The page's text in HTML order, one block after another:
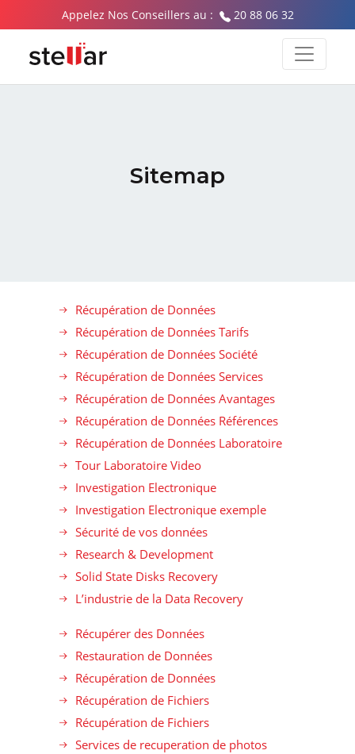
Appelez Nos Conseillers au : 20 88 06 32
Sitemap
Récupération de Données
Récupération de Données Tarifs
Récupération de Données Société
Récupération de Données Services
Récupération de Données Avantages
Récupération de Données Références
Récupération de Données Laboratoire
Tour Laboratoire Video
Investigation Electronique
Investigation Electronique exemple
Sécurité de vos données
Research & Development
Solid State Disks Recovery
L’industrie de la Data Recovery
Récupérer des Données
Restauration de Données
Récupération de Données
Récupération de Fichiers
Récupération de Fichiers
Services de recuperation de photos